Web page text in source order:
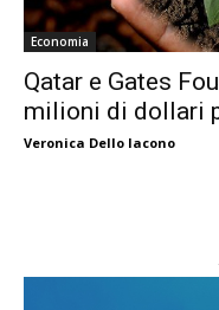
Economia
Qatar e Gates
milioni di dollari
Veronica Dello Iacono